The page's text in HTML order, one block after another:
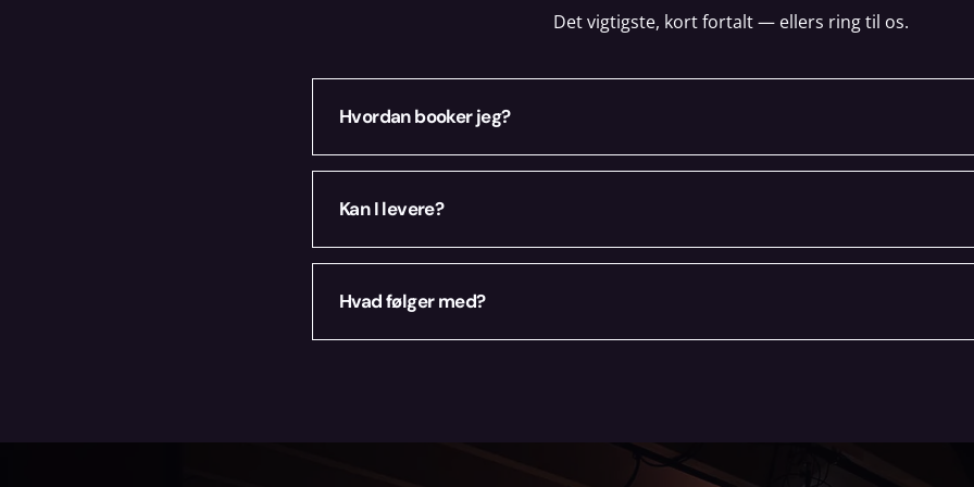
Det vigtigste, kort fortalt — ellers ring til os.
Hvordan booker jeg?
bekræftelse.
Kan I levere?
Hvad følger med?